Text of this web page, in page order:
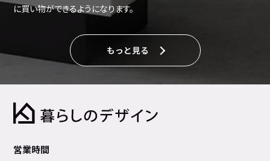
に買い物ができるようになります。
もっと見る
営業時間